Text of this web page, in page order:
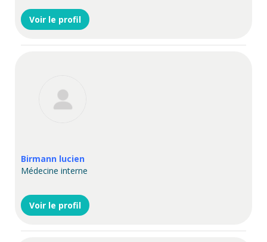
Voir le profil
Birmann lucien
Médecine interne
Voir le profil